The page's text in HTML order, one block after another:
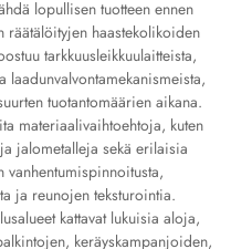
lopullisen tuotteen ennen
räätälöityjen haastekolikoiden
tarkkuusleikkuulaitteista,
tuotantomäärien aikana.
materiaalivaihtoehtoja, kuten
jalometalleja sekä erilaisia
vanhentumispinnoitusta,
ja reunojen teksturointia.
kattavat lukuisia aloja,
keräyskampanjoiden,